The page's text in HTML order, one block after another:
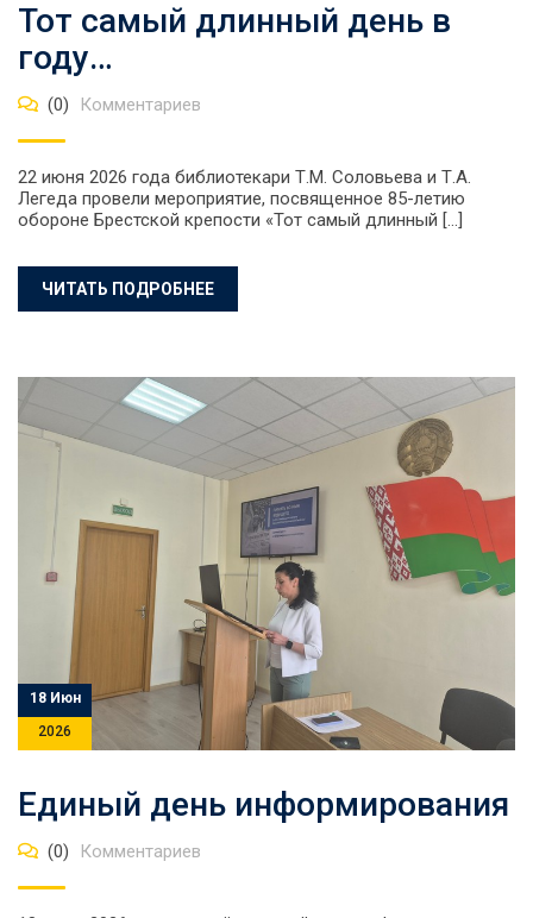
Тот самый длинный день в
году…
(0) Комментариев
22 июня 2026 года библиотекари Т.М. Соловьева и Т.А.
Легеда провели мероприятие, посвященное 85-летию
обороне Брестской крепости «Тот самый длинный […]
ЧИТАТЬ ПОДРОБНЕЕ
18 Июн
2026
Единый день информирования
(0) Комментариев